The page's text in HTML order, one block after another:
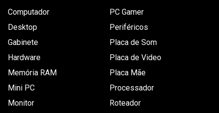
Computador
Desktop
Gabinete
Hardware
Memória RAM
Mini PC
Monitor
PC Gamer
Periféricos
Placa de Som
Placa de Video
Placa Mãe
Processador
Roteador